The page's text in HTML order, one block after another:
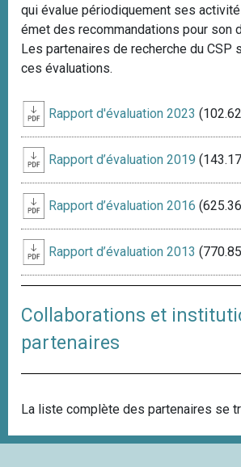
qui évalue périodiquement ses
émet des recommandations pour son
Les partenaires de recherche du CSP
ces évaluations.
Rapport d'évaluation 2023
Rapport d’évaluation 2019
Rapport d’évaluation 2016
Rapport d’évaluation 2013
Collaborations et
partenaires
La liste complète des partenaires se